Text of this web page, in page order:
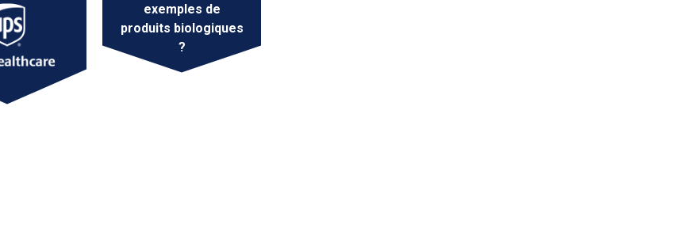
exemples de
produits biologiques
?